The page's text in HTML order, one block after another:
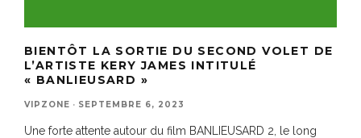
BIENTÔT LA SORTIE DU SECOND VOLET DE
L’ARTISTE KERY JAMES INTITULÉ
« BANLIEUSARD »
VIPZONE · SEPTEMBRE 6, 2023
Une forte attente autour du film BANLIEUSARD 2, le long